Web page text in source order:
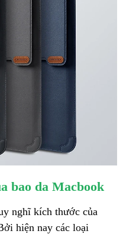
bao da Macbook
nghĩ kích thước của
hiện nay các loại